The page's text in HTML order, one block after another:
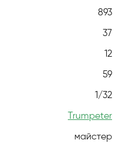
893
37
12
59
1/32
Trumpeter
майстер